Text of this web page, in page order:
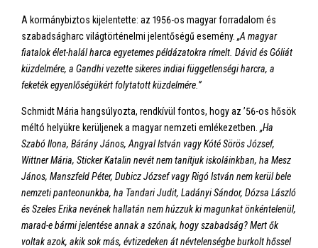
A kormánybiztos kijelentette: az 1956-os magyar forradalom és
szabadságharc világtörténelmi jelentőségű esemény. „A magyar
fiatalok élet-halál harca egyetemes példázatokra rímelt. Dávid és Góliát
küzdelmére, a Gandhi vezette sikeres indiai függetlenségi harcra, a
feketék egyenlőségükért folytatott küzdelmére.”
Schmidt Mária hangsúlyozta, rendkívül fontos, hogy az ’56-os hősök
méltó helyükre kerüljenek a magyar nemzeti emlékezetben. „Ha
Szabó Ilona, Bárány János, Angyal István vagy Kóté Sörös József,
Wittner Mária, Sticker Katalin nevét nem tanítjuk iskoláinkban, ha Mesz
János, Manszfeld Péter, Dubicz József vagy Rigó István nem kerül bele
nemzeti panteonunkba, ha Tandari Judit, Ladányi Sándor, Dózsa László
és Szeles Erika nevének hallatán nem húzzuk ki magunkat önkéntelenül,
marad-e bármi jelentése annak a szónak, hogy szabadság? Mert ők
voltak azok, akik sok más, évtizedeken át névtelenségbe burkolt hőssel